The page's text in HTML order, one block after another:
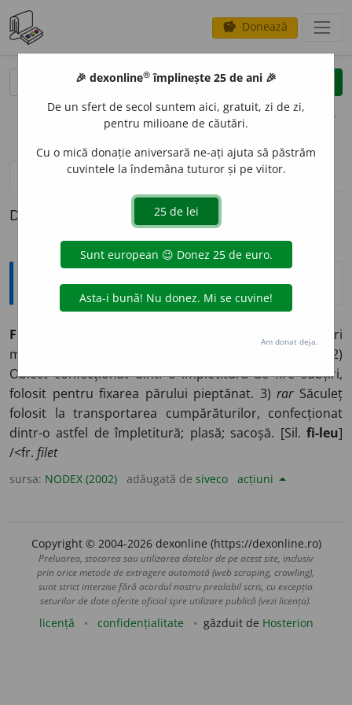
savings Donează
clear
opțiuni
definiții (1) pronunțievolume_up (50)
Definiția cu ID-ul 334770:
Explicative DEX
FIL
1) Împletitură de fire groase, cu ochiuri
mari, având diferite întrebuințări; plasă.
2)
Obiect confecționat dintr-o împletitură de fire subțiri,
folosit pentru fixarea părului pieptănat. 3)rarSăculeț
folosit la transportarea cumpărăturilor, confecționat
dintr-o astfel de împletitură; plasă; sacoșă. [Sil. fi-leu]
/<fr. filet
sursa: NODEX (2002) adăugată de siveco acțiuni
Copyright © 2004-2026 dexonline (https://dexonline.ro)
Preluarea, stocarea sau utilizarea datelor de pe acest site, inclusiv
prin orice metode de extragere automată (web scraping, crawling),
sunt strict interzise fără acordul nostru prealabil scris, cu excepția
seturilor de date oferite oficial spre utilizare publică (vezi licența).
licență confidențialitate găzduit de Hosterion
🎉 dexonline® împlinește 25 de ani 🎉
De un sfert de secol suntem aici, gratuit, zi de zi,
pentru milioane de căutări.
Cu o mică donație aniversară ne-ați ajuta să păstrăm
cuvintele la îndemâna tuturor și pe viitor.
Am donat deja.